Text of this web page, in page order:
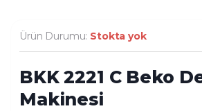
Ürün Durumu: Stokta yok
BKK 2221 C Beko
Makinesi